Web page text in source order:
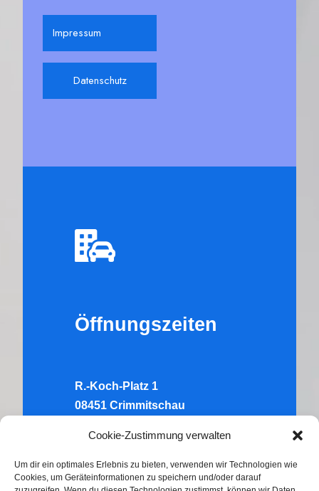
Cookie-Zustimmung verwalten
Um dir ein optimales Erlebnis zu bieten, verwenden wir Technologien wie
Cookies, um Geräteinformationen zu speichern und/oder darauf
Impressum
Datenschutz
Öffnungszeiten
R.-Koch-Platz 1
08451 Crimmitschau
10.00-12.00 Uhr & 14.00-16.00
Uhr